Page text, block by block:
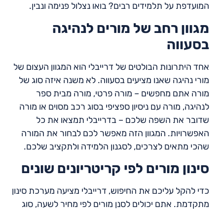
המועדפת על תלמידים רבים? בואו נצלול פנימה ונבין.
מגוון רחב של מורים לנהיגה
בסעווה
אחד היתרונות הבולטים של דרייבלי הוא המגוון העצום של
מורי נהיגה שאנו מציעים בסעווה. לא משנה איזה סוג של
מורה אתם מחפשים – מורה פרטי, מורה מבית ספר
לנהיגה, מורה עם ניסיון ספציפי בסוג רכב מסוים או מורה
שדובר את השפה שלכם – בדרייבלי תמצאו את כל
האפשרויות. המגוון הזה מאפשר לכם לבחור את המורה
שהכי מתאים לצרכים, לסגנון הלמידה ולתקציב שלכם.
סינון מורים לפי קריטריונים שונים
כדי להקל עליכם את החיפוש, דרייבלי מציעה מערכת סינון
מתקדמת. אתם יכולים לסנן מורים לפי מחיר לשעה, סוג